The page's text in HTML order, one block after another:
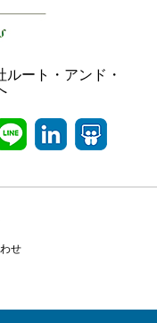
ート・アンド・
せ